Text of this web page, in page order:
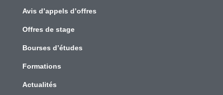
Avis d’appels d’offres
Offres de stage
Bourses d’études
Formations
Actualités